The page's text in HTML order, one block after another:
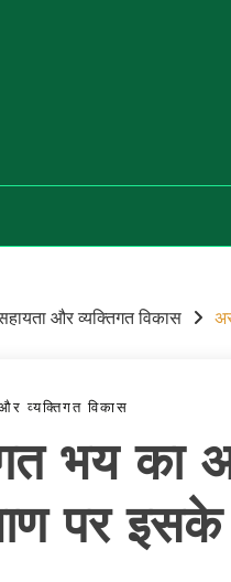
और व्यक्तिगत विकास
व्यक्तिगत विकास
भय का
पर इसके